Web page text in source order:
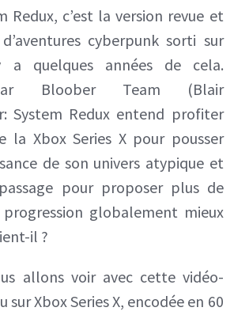
Redux
Xbox
Series
X,
Buscemi
Redux, c’est la version revue et
cyberpunk sorti sur
quelques années de cela.
Bloober Team (Blair
System Redux entend profiter
la Xbox Series X pour pousser
de son univers atypique et
pour proposer plus de
globalement mieux
il ?
allons voir avec cette vidéo-
sur Xbox Series X, encodée en 60